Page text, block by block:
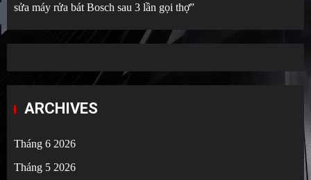
sửa máy rửa bát Bosch sau 3 lần gọi thợ”
ARCHIVES
Tháng 6 2026
Tháng 5 2026